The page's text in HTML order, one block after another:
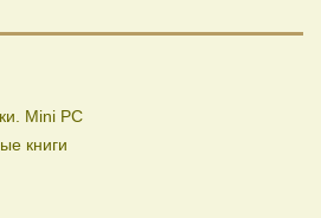
Mini PC
книги